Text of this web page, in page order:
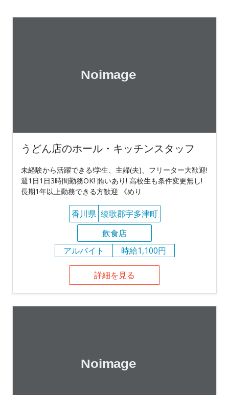
うどん店のホール・キッチンスタッフ
未経験から活躍できる!学生、主婦(夫)、フリーター大歓迎!
週1日1日3時間勤務OK! 賄いあり! 高校生も条件変更無し!
長期1年以上勤務できる方歓迎 《めり
香川県 綾歌郡宇多津町
飲食店
アルバイト
時給1,100円
詳細を見る